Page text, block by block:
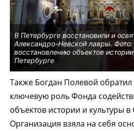
В Петербурге восстановили и
Александро-Невской лавры.
восстановлению объектов
Петербурге
Также Богдан Полевой
ключевую роль Фонда
объектов истории и культуры в
Организация взяла на себя